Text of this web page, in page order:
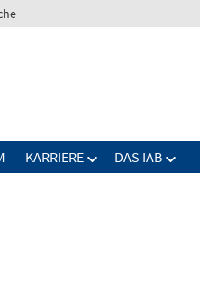
KARRIERE DAS IAB